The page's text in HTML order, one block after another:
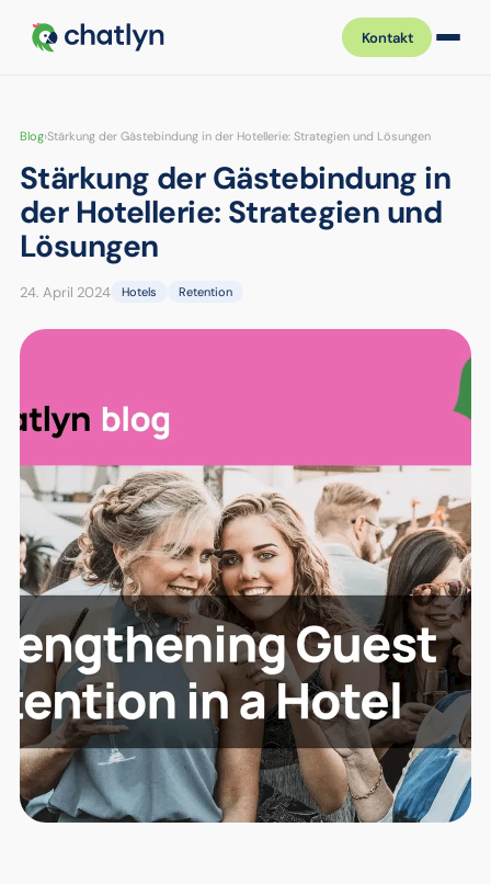
Kontakt
Blog›Stärkung der Gästebindung in der Hotellerie: Strategien und Lösungen
Stärkung der Gästebindung in
der Hotellerie: Strategien und
Lösungen
24. April 2024 Hotels Retention